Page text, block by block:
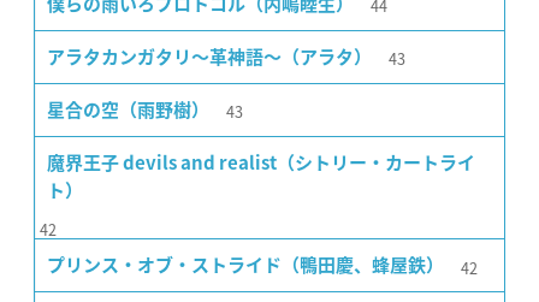
僕らの雨いろプロトコル（内嶋睦生） 44
アラタカンガタリ〜革神語〜（アラタ） 43
星合の空（雨野樹） 43
魔界王子 devils and realist（シトリー・カートライ
ト）
42
プリンス・オブ・ストライド（鴨田慶、蜂屋鉄） 42